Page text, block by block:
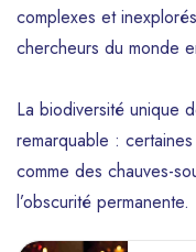
complexes et
chercheurs du monde
La biodiversité unique
remarquable :
comme des chauves-
l’obscurité permanente.